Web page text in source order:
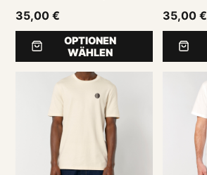
35,00 €
OPTIONEN
WÄHLEN
35,00 €